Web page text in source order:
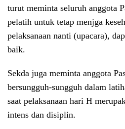
turut meminta seluruh anggota
pelatih untuk tetap menjga
pelaksanaan nanti (upacara),
baik.
Sekda juga meminta anggota
bersungguh-sungguh dalam
saat pelaksanaan hari H
intens dan disiplin.